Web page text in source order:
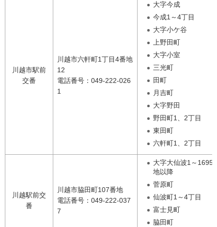
川越市駅前
交番
川越市六軒町1丁目4番地
12
電話番号：049-222-026
1
大字今成
今成1～4丁目
大字小ケ谷
上野田町
大字小室
三光町
田町
月吉町
大字野田
野田町1、2丁目
東田町
六軒町1、2丁目
川越駅前交
番
川越市脇田町107番地
電話番号：049-222-037
7
大字大仙波1～1695
地以降
菅原町
仙波町1～4丁目
富士見町
脇田町